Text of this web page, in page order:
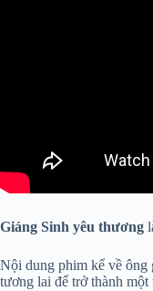
Giáng Sinh yêu thương
Nội dung phim kể về ông
tương lai để trở thành